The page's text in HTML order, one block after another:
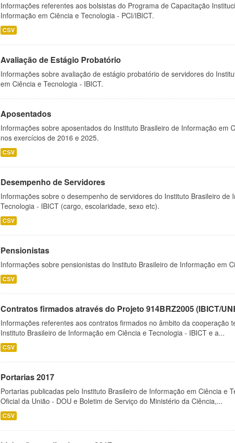
Informações referentes aos bolsistas do Programa de Capacitação
Informação em Ciência e Tecnologia - PCI/IBICT.
CSV
Avaliação de Estágio Probatório
Informações sobre avaliação de estágio probatório de servidores do
em Ciência e Tecnologia - IBICT.
Aposentados
Informações sobre aposentados do Instituto Brasileiro de Informação em
nos exercícios de 2016 e 2025.
CSV
Desempenho de Servidores
Informações sobre o desempenho de servidores do Instituto Brasileiro de
Tecnologia - IBICT (cargo, escolaridade, sexo etc).
CSV
Pensionistas
Informações sobre pensionistas do Instituto Brasileiro de Informação em
CSV
Contratos firmados através do Projeto 914BRZ2005 (IBICT/
Informações referentes aos contratos firmados no âmbito da cooperação
Instituto Brasileiro de Informação em Ciência e Tecnologia - IBICT e a...
CSV
Portarias 2017
Portarias publicadas pelo Instituto Brasileiro de Informação em Ciência e
Oficial da União - DOU e Boletim de Serviço do Ministério da Ciência,...
CSV